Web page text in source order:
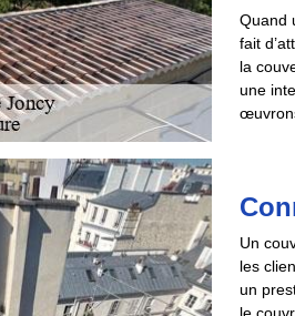
Quand
fait
la
une
Un
les
un
le